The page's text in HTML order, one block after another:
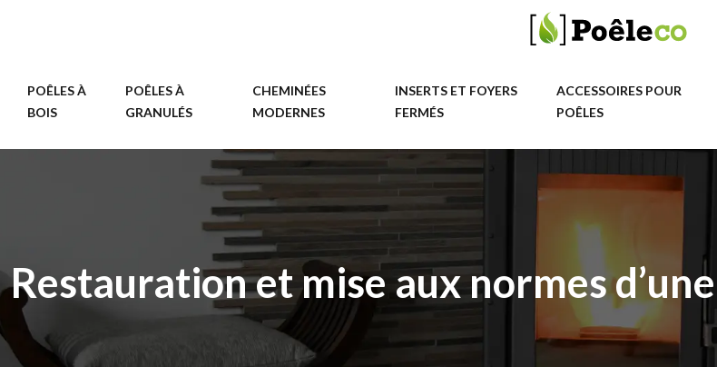
POÊLES À
BOIS
POÊLES À
GRANULÉS
CHEMINÉES
MODERNES
INSERTS ET FOYERS
FERMÉS
ACCESSOIRES POUR
POÊLES
Restauration et mise aux normes